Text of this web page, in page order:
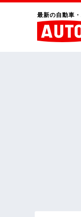
最新の自動車